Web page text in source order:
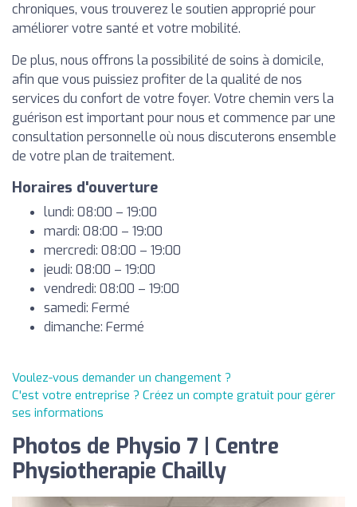
chroniques, vous trouverez le soutien approprié pour
améliorer votre santé et votre mobilité.
De plus, nous offrons la possibilité de soins à domicile,
afin que vous puissiez profiter de la qualité de nos
services du confort de votre foyer. Votre chemin vers la
guérison est important pour nous et commence par une
consultation personnelle où nous discuterons ensemble
de votre plan de traitement.
Horaires d'ouverture
lundi: 08:00 – 19:00
mardi: 08:00 – 19:00
mercredi: 08:00 – 19:00
jeudi: 08:00 – 19:00
vendredi: 08:00 – 19:00
samedi: Fermé
dimanche: Fermé
Voulez-vous demander un changement ?
C'est votre entreprise ? Créez un compte gratuit pour gérer
ses informations
Photos de Physio 7 | Centre
Physiotherapie Chailly